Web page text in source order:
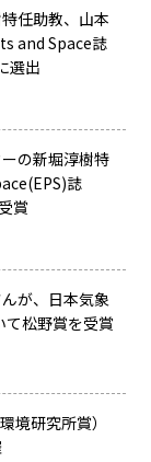
任助教、山本
and Space誌
選出
の新堀淳樹特
誌
賞
が、日本気象
松野賞を受賞
境研究所賞）